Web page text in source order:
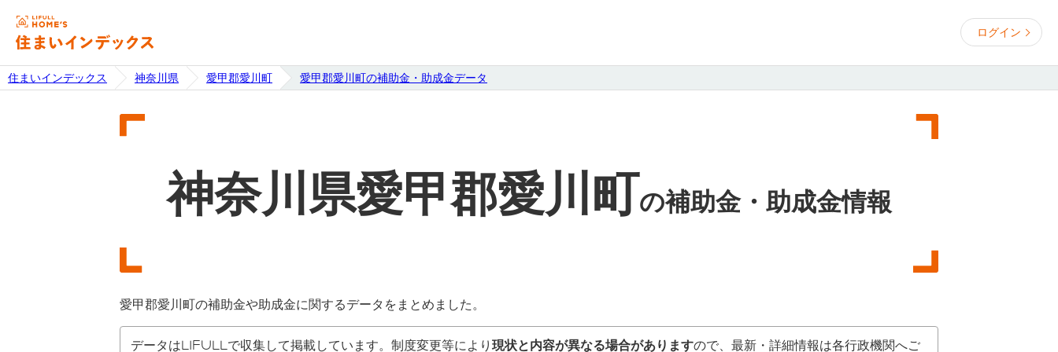
ログイン
住まいインデックス 神奈川県 愛甲郡愛川町 愛甲郡愛川町の補助金・助成金データ
神奈川県愛甲郡愛川町の補助金・助成金情報
愛甲郡愛川町の補助金や助成金に関するデータをまとめました。
データはLIFULLで収集して掲載しています。制度変更等により 現状と内容が異なる場合がありますので、最新・詳細情報は各行政機関へご